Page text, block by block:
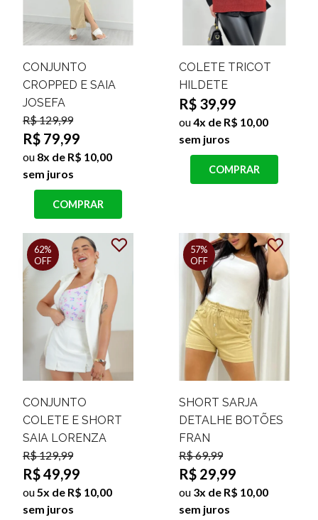
CONJUNTO
CROPPED E SAIA
JOSEFA
R$ 129,99
R$ 79,99
ou 8x de R$ 10,00
sem juros
COMPRAR
COLETE TRICOT
HILDETE
R$ 39,99
ou4x de R$ 10,00
sem juros
COMPRAR
CONJUNTO
COLETE E SHORT
SAIA LORENZA
R$ 129,99
R$ 49,99
ou5x de R$ 10,00
sem juros
62%
OFF
SHORT SARJA
DETALHE BOTÕES
FRAN
R$ 69,99
R$ 29,99
ou 3x de R$ 10,00
sem juros
57%
OFF